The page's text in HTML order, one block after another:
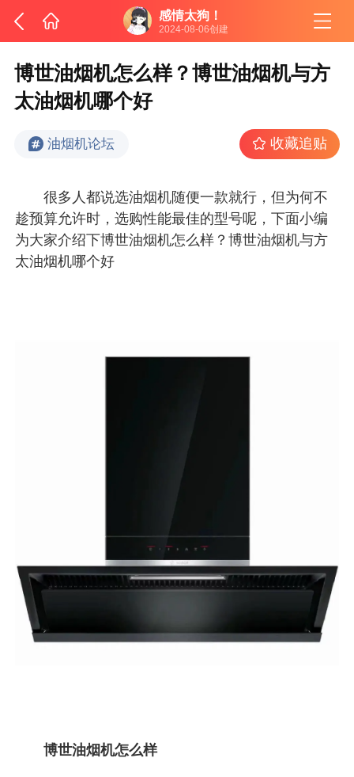
感情太狗！
2024-08-06创建
博世油烟机怎么样？博世油烟机与方
太油烟机哪个好
油烟机论坛 收藏追贴
很多人都说选油烟机随便一款就行，但为何不
趁预算允许时，选购性能最佳的型号呢，下面小编
为大家介绍下博世油烟机怎么样？博世油烟机与方
太油烟机哪个好
博世油烟机怎么样